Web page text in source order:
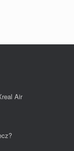
Air